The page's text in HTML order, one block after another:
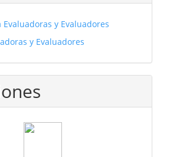
y Evaluadores
y Evaluadores